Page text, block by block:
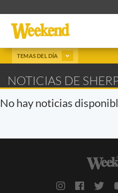
TEMAS DEL DÍA
NOTICIAS DE
No hay noticias